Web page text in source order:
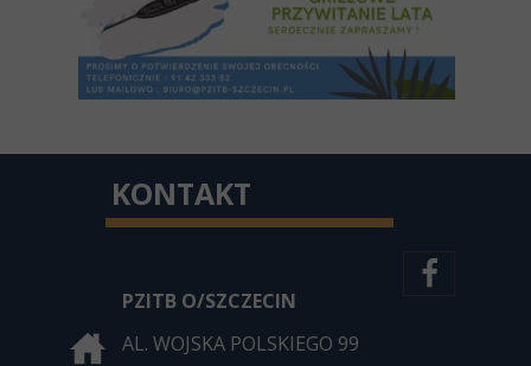
KONTAKT
PZITB O/SZCZECIN
AL. WOJSKA POLSKIEGO 99